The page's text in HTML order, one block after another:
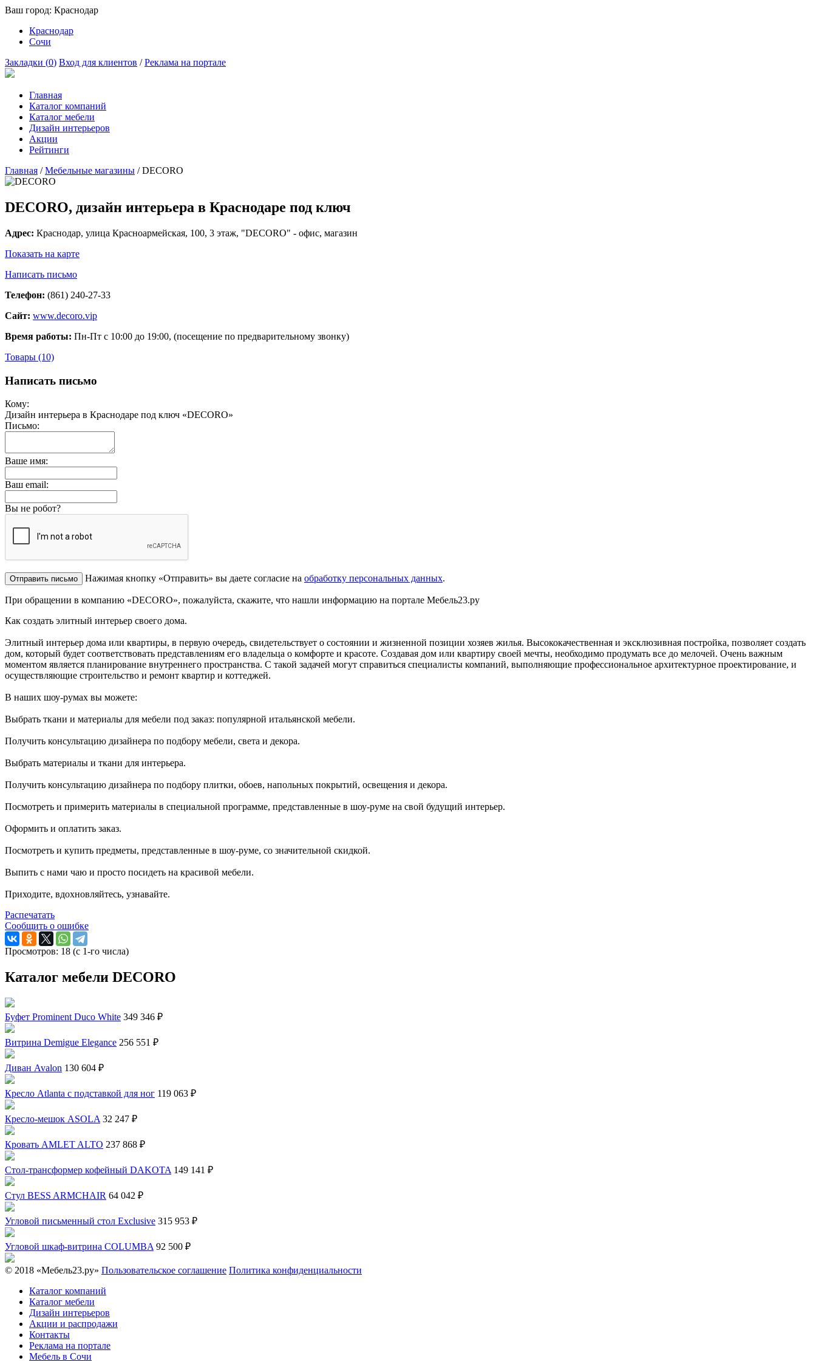
Ваш город: Краснодар
Краснодар
Сочи
Закладки (0) Вход для клиентов /Реклама на портале
Главная
Каталог компаний
Каталог мебели
Дизайн интерьеров
Акции
Рейтинги
Главная /Мебельные магазины /DECORO
DECORO, дизайн интерьера в Краснодаре под ключ
Адрес: Краснодар, улица Красноармейская, 100, 3 этаж, "DECORO" - офис, магазин
Показать на карте
Написать письмо
Телефон: (861) 240-27-33
Сайт: www.decoro.vip
Время работы: Пн-Пт с 10:00 до 19:00, (посещение по предварительному звонку)
Товары (10)
Написать письмо
Кому:
Дизайн интерьера в Краснодаре под ключ «DECORO»
Письмо:
Ваше имя:
Ваш email:
Вы не робот?
Нажимая кнопку «Отправить» вы даете согласие на обработку персональных данных.
При обращении в компанию «DECORO», пожалуйста, скажите, что нашли информацию на портале Мебель23.ру
Как создать элитный интерьер своего дома.
Элитный интерьер дома или квартиры, в первую очередь, свидетельствует о состоянии и жизненной позиции хозяев жилья. Высококачественная и эксклюзивная постройка, позволяет создать
дом, который будет соответствовать представлениям его владельца о комфорте и красоте. Создавая дом или квартиру своей мечты, необходимо продумать все до мелочей. Очень важным
моментом является планирование внутреннего пространства. С такой задачей могут справиться специалисты компаний, выполняющие профессиональное архитектурное проектирование, и
осуществляющие строительство и ремонт квартир и коттеджей.
В наших шоу-румах вы можете:
Выбрать ткани и материалы для мебели под заказ: популярной итальянской мебели.
Получить консультацию дизайнера по подбору мебели, света и декора.
Выбрать материалы и ткани для интерьера.
Получить консультацию дизайнера по подбору плитки, обоев, напольных покрытий, освещения и декора.
Посмотреть и примерить материалы в специальной программе, представленные в шоу-руме на свой будущий интерьер.
Оформить и оплатить заказ.
Посмотреть и купить предметы, представленные в шоу-руме, со значительной скидкой.
Выпить с нами чаю и просто посидеть на красивой мебели.
Приходите, вдохновляйтесь, узнавайте.
Распечатать
Сообщить о ошибке
Просмотров: 18 (с 1-го числа)
Каталог мебели DECORO
Буфет Prominent Duco White 349 346 ₽
Витрина Demigue Elegance 256 551 ₽
Диван Avalon 130 604 ₽
Кресло Atlanta с подставкой для ног 119 063 ₽
Кресло-мешок ASOLA 32 247 ₽
Кровать AMLET ALTO 237 868 ₽
Стол-трансформер кофейный DAKOTA 149 141 ₽
Стул BESS ARMCHAIR 64 042 ₽
Угловой письменный стол Exclusive 315 953 ₽
Угловой шкаф-витрина COLUMBA 92 500 ₽
© 2018 «Мебель23.ру» Пользовательское соглашение Политика конфиденциальности
Каталог компаний
Каталог мебели
Дизайн интерьеров
Акции и распродажи
Контакты
Реклама на портале
Мебель в Сочи